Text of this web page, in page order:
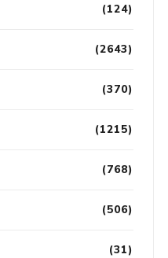
(124)
(2643)
(370)
(1215)
(768)
(506)
(31)